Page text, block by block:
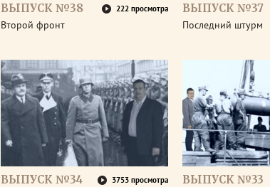
ВЫПУСК №38 222 просмотра
Второй фронт
ВЫПУСК №37
Последний штурм
ВЫПУСК №34 3753 просмотра ВЫПУСК №33